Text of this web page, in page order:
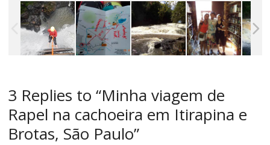
3 Replies to “Minha viagem de
Rapel na cachoeira em Itirapina e
Brotas, São Paulo”